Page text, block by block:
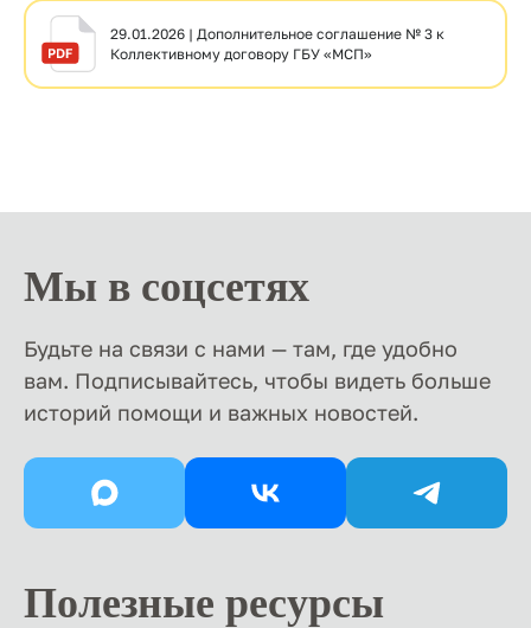
29.01.2026 | Дополнительное соглашение № 3 к
Коллективному договору ГБУ «МСП»
Мы в соцсетях
Будьте на связи с нами — там, где удобно
вам. Подписывайтесь, чтобы видеть больше
историй помощи и важных новостей.
Полезные ресурсы